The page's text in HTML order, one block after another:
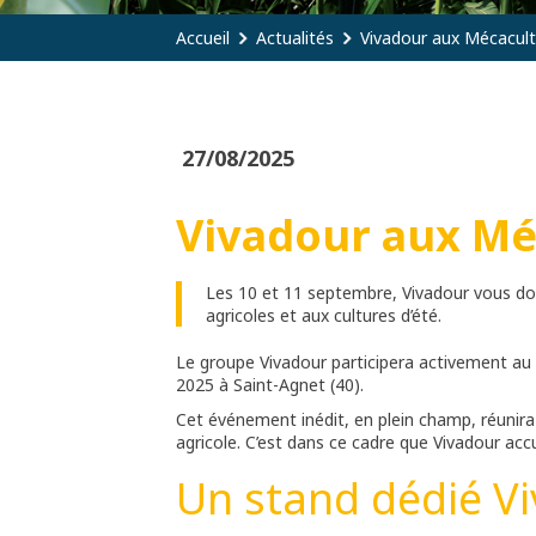
Accueil Actualités Vivadour aux
27/08/2025
Vivadour aux
Les 10 et 11 septembre, Vivadour vous
agricoles et aux cultures d’été.
Le groupe Vivadour participera activement au
2025 à Saint-Agnet (40).
Cet événement inédit, en plein champ,
agricole. C’est dans ce cadre que Vivadour
Un stand dédié